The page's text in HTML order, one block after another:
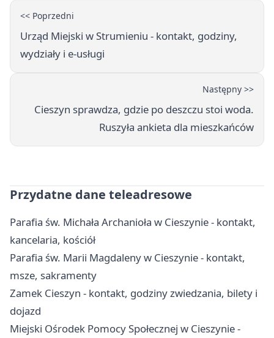
<< Poprzedni
Urząd Miejski w Strumieniu - kontakt, godziny,
wydziały i e-usługi
Następny >>
Cieszyn sprawdza, gdzie po deszczu stoi woda.
Ruszyła ankieta dla mieszkańców
Przydatne dane teleadresowe
Parafia św. Michała Archanioła w Cieszynie - kontakt,
kancelaria, kościół
Parafia św. Marii Magdaleny w Cieszynie - kontakt,
msze, sakramenty
Zamek Cieszyn - kontakt, godziny zwiedzania, bilety i
dojazd
Miejski Ośrodek Pomocy Społecznej w Cieszynie -